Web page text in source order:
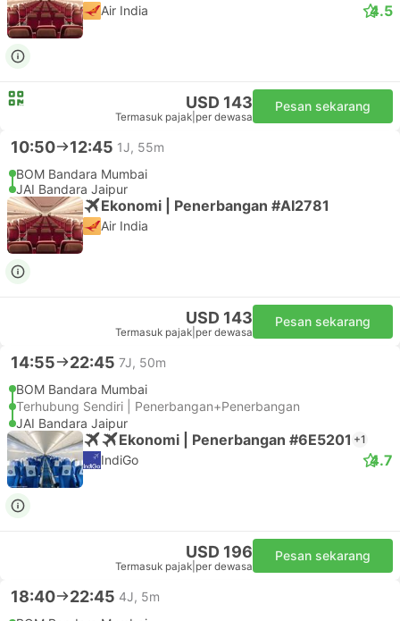
Air India 4.5
USD 143
Termasuk pajak per dewasa
Pesan sekarang
10:50 12:45 1J, 55m
BOM Bandara Mumbai
JAI Bandara Jaipur
Ekonomi | Penerbangan #AI2781
Air India
USD 143
Termasuk pajak per dewasa
Pesan sekarang
14:55 22:45 7J, 50m
BOM Bandara Mumbai
Terhubung Sendiri | Penerbangan+Penerbangan
JAI Bandara Jaipur
Ekonomi | Penerbangan #6E5201 +1
IndiGo 4.7
USD 196
Termasuk pajak per dewasa
Pesan sekarang
18:40 22:45 4J, 5m